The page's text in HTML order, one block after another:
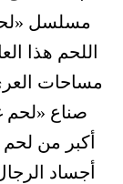
مسلسل
اللحم هذا
مساحات
صناع
أكبر من
أجساد